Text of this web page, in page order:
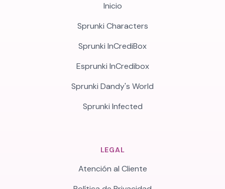
Inicio
Sprunki Characters
Sprunki InCrediBox
Esprunki InCredibox
Sprunki Dandy's World
Sprunki Infected
LEGAL
Atención al Cliente